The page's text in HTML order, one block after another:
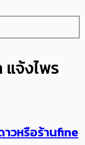
จ้งไพร
าวหรือร้านfine